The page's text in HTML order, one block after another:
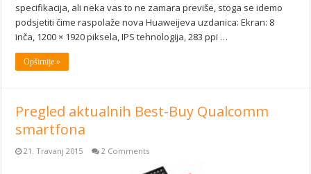
specifikacija, ali neka vas to ne zamara previše, stoga se idemo
podsjetiti čime raspolaže nova Huaweijeva uzdanica: Ekran: 8
inča, 1200 × 1920 piksela, IPS tehnologija, 283 ppi …
Opširnije »
Pregled aktualnih Best-Buy Qualcomm
smartfona
21. Travanj 2015 2 Comments